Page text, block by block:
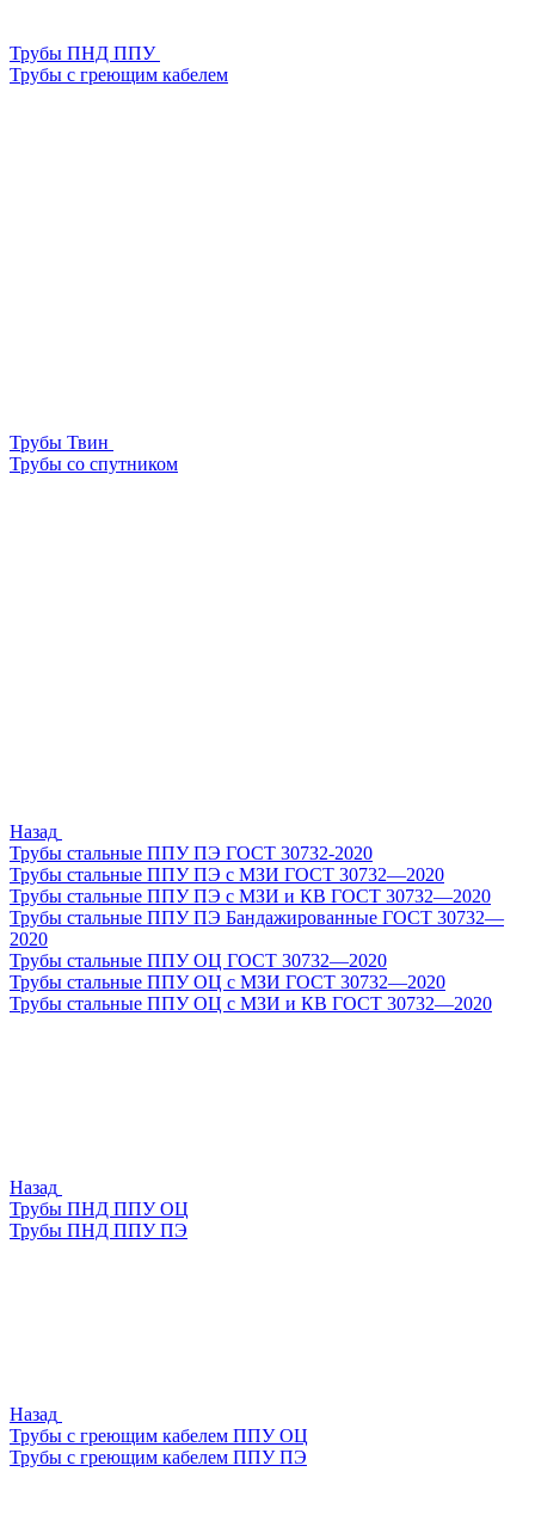
Трубы ПНД ППУ
Трубы с греющим кабелем
Трубы Твин
Трубы со спутником
Назад
Трубы стальные ППУ ПЭ ГОСТ 30732-2020
Трубы стальные ППУ ПЭ с МЗИ ГОСТ 30732—2020
Трубы стальные ППУ ПЭ с МЗИ и КВ ГОСТ 30732—2020
Трубы стальные ППУ ПЭ Бандажированные ГОСТ 30732—
2020
Трубы стальные ППУ ОЦ ГОСТ 30732—2020
Трубы стальные ППУ ОЦ с МЗИ ГОСТ 30732—2020
Трубы стальные ППУ ОЦ с МЗИ и КВ ГОСТ 30732—2020
Назад
Трубы ПНД ППУ ОЦ
Трубы ПНД ППУ ПЭ
Назад
Трубы с греющим кабелем ППУ ОЦ
Трубы с греющим кабелем ППУ ПЭ